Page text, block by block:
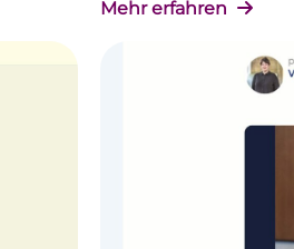
Mehr erfahren